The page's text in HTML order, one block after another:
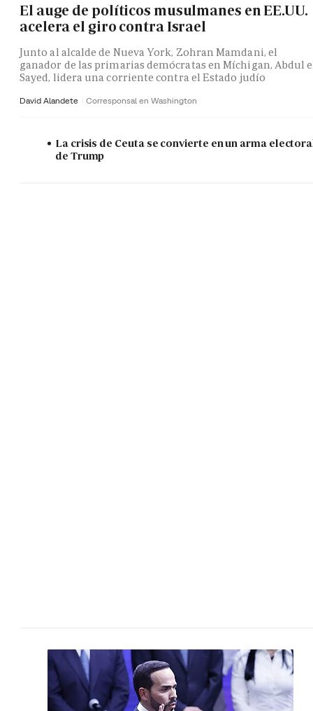
El auge de políticos musulmanes en EE.UU.
acelera el giro contra Israel
Junto al alcalde de Nueva York, Zohran Mamdani, el
ganador de las primarias demócratas en Míchigan, Abdul
Sayed, lidera una corriente contra el Estado judío
David Alandete Corresponsal en Washington
La crisis de Ceuta se convierte en un arma
de Trump